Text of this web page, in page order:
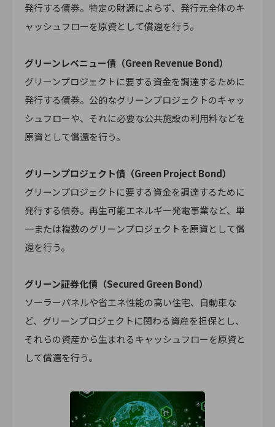
発行する債券。特定の財源によらず、発行元全体のキ
ャッシュフローを原資として償還を行う。
グリーンレベニュー債（Green Revenue Bond）
グリーンプロジェクトに要する資金を調達するために
発行する債券。公的なグリーンプロジェクトのキャッ
シュフローや、それに必要な公共施設の利用料などを
原資として償還を行う。
グリーンプロジェクト債（Green Project Bond）
グリーンプロジェクトに要する資金を調達するために
発行する債券。再生可能エネルギー発電事業など、単
一または複数のグリーンプロジェクトを原資として償
還を行う。
グリーン証券化債（Secured Green Bond）
ソーラーパネルや省エネ性能の高い住宅、自動車な
ど、グリーンプロジェクトに関わる資産を担保とし、
それらの資産から生まれるキャッシュフローを原資と
して償還を行う。